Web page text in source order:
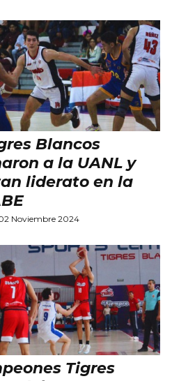
Blancos
a la UANL y
liderato en la
Noviembre 2024
Tigres